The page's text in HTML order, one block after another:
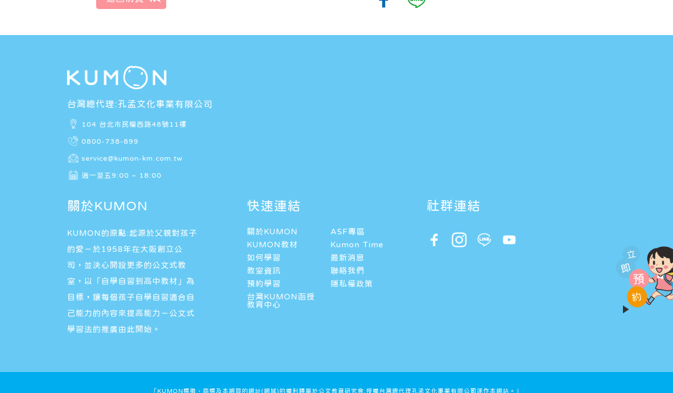
立
即
預
約
台灣總代理:孔孟文化事業有限公司
104 台北市民權西路48號11樓
0800-738-899
service@kumon-km.com.tw
週一至五9:00 ~ 18:00
關於KUMON
KUMON的原點:起源於父親對孩子
的愛－於1958年在大阪創立公
司，並決心開設更多的公文式教
室，以「自學自習到高中教材」為
目標，讓每個孩子自學自習適合自
己能力的內容來提高能力－公文式
學習法的推廣由此開始。
快速連結
關於KUMON
ASF專區
KUMON教材
Kumon Time
如何學習
最新消息
教室資訊
聯絡我們
預約學習
隱私權政策
台灣KUMON函授
教育中心
社群連結
「KUMON標徵、商標及本網頁的網址(網域)的權利歸屬於公文教育研究會;授權台灣總代理孔孟文化事業有限公司運作本網站。」